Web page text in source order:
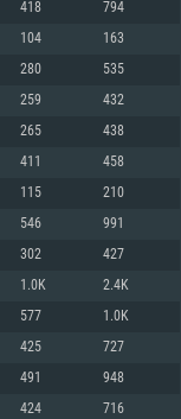
77XX / NVIDIA
par le jeu est de 720p
Intel Xeon ne sont
AMD/Nvidia. La
(moins de 6 mois) /
par le jeu est de
418 794
104 163
280 535
259 432
265 438
411 458
115 210
546 991
302 427
1.0K 2.4K
577 1.0K
425 727
491 948
424 716